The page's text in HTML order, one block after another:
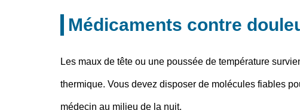
Médicaments contre
Les maux de tête ou une poussée de température
thermique. Vous devez disposer de molécules fiables
médecin au milieu de la nuit.